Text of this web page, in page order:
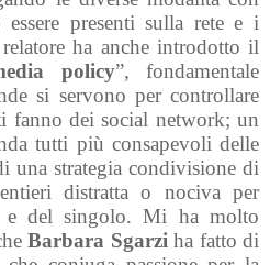
presenti sulla rete e i
ha anche introdotto il
policy”, fondamentale
si servono per controllare
fanno dei social network; un
tutti più consapevoli delle
una strategia condivisione di
distratta o nociva per
e del singolo. Mi ha molto
Barbara Sgarzi ha fatto di